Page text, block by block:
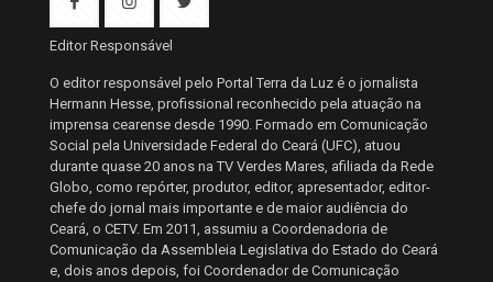
Editor Responsável
O editor responsável pelo Portal Terra da Luz é o jornalista
Hermann Hesse, profissional reconhecido pela atuação na
imprensa cearense desde 1990. Formado em Comunicação
Social pela Universidade Federal do Ceará (UFC), atuou
durante quase 20 anos na TV Verdes Mares, afiliada da Rede
Globo, como repórter, produtor, editor, apresentador, editor-
chefe do jornal mais importante e de maior audiência do
Ceará, o CETV. Em 2011, assumiu a Coordenadoria de
Comunicação da Assembleia Legislativa do Estado do Ceará
e, dois anos depois, foi Coordenador de Comunicação